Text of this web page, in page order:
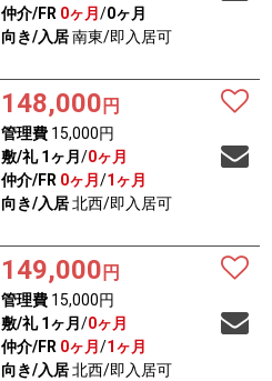
仲介/FR 0ヶ月 /0ヶ月
向き/入居南東/即入居可
148,000 円
管理費15,000円
敷/礼 1ヶ月 /0ヶ月
仲介/FR 0ヶ月 /1ヶ月
向き/入居北西/即入居可
149,000 円
管理費15,000円
敷/礼 1ヶ月 /0ヶ月
仲介/FR 0ヶ月 /1ヶ月
向き/入居北西/即入居可